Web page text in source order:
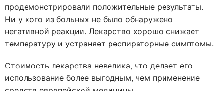
продемонстрировали положительные результаты.
Ни у кого из больных не было обнаружено
негативной реакции. Лекарство хорошо снижает
температуру и устраняет респираторные симптомы.
Стоимость лекарства невелика, что делает его
использование более выгодным, чем применение